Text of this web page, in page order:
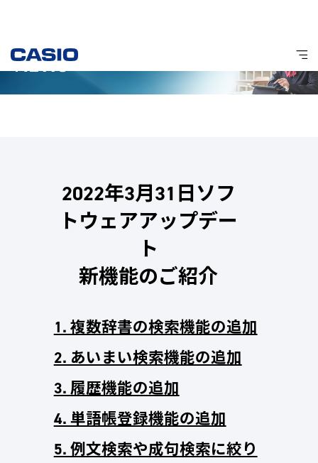
2022年3月31日ソフ
トウェアアップデー
ト
新機能のご紹介
1. 複数辞書の検索機能の追加
2. あいまい検索機能の追加
3. 履歴機能の追加
4. 単語帳登録機能の追加
5. 例文検索や成句検索に絞り